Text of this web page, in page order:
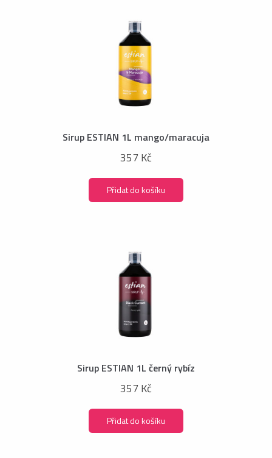
Sirup ESTIAN 1L mango/maracuja
357 Kč
Přidat do košíku
Sirup ESTIAN 1L černý rybíz
357 Kč
Přidat do košíku